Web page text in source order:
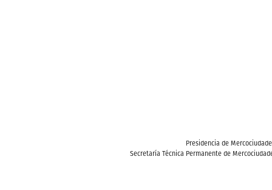
Presidencia de
Secretaría Técnica Permanente de